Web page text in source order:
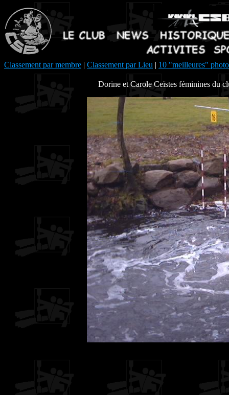
Classement par membre | Classement par Lieu | 10 "meilleures"
Dorine et Carole Ceïstes féminines du